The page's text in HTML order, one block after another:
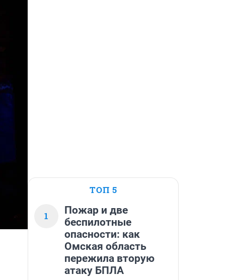
ТОП 5
1
Пожар и две
беспилотные
опасности: как
Омская область
пережила вторую
атаку БПЛА